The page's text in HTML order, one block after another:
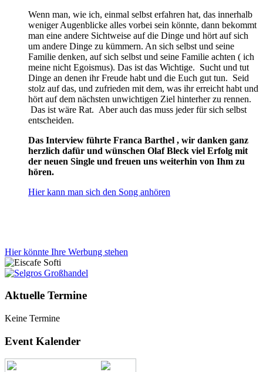
Wenn man, wie ich, einmal selbst erfahren hat, das innerhalb
weniger Augenblicke alles vorbei sein könnte, dann bekommt
man eine andere Sichtweise auf die Dinge und hört auf sich
um andere Dinge zu kümmern. An sich selbst und seine
Familie denken, auf sich selbst und seine Familie achten ( ich
meine nicht Egoismus). Das ist das Wichtige. Sucht und tut
Dinge an denen ihr Freude habt und die Euch gut tun. Seid
stolz auf das, und zufrieden mit dem, was ihr erreicht habt und
hört auf dem nächsten unwichtigen Ziel hinterher zu rennen.
Das ist wäre Rat. Aber auch das muss jeder für sich selbst
entscheiden.
Das Interview führte Franca Barthel , wir danken ganz
herzlich dafür und wünschen Olaf Bleck viel Erfolg mit
der neuen Single und freuen uns weiterhin von Ihm zu
hören.
Hier kann man sich den Song anhören
Hier könnte Ihre Werbung stehen
Aktuelle Termine
Keine Termine
Event Kalender